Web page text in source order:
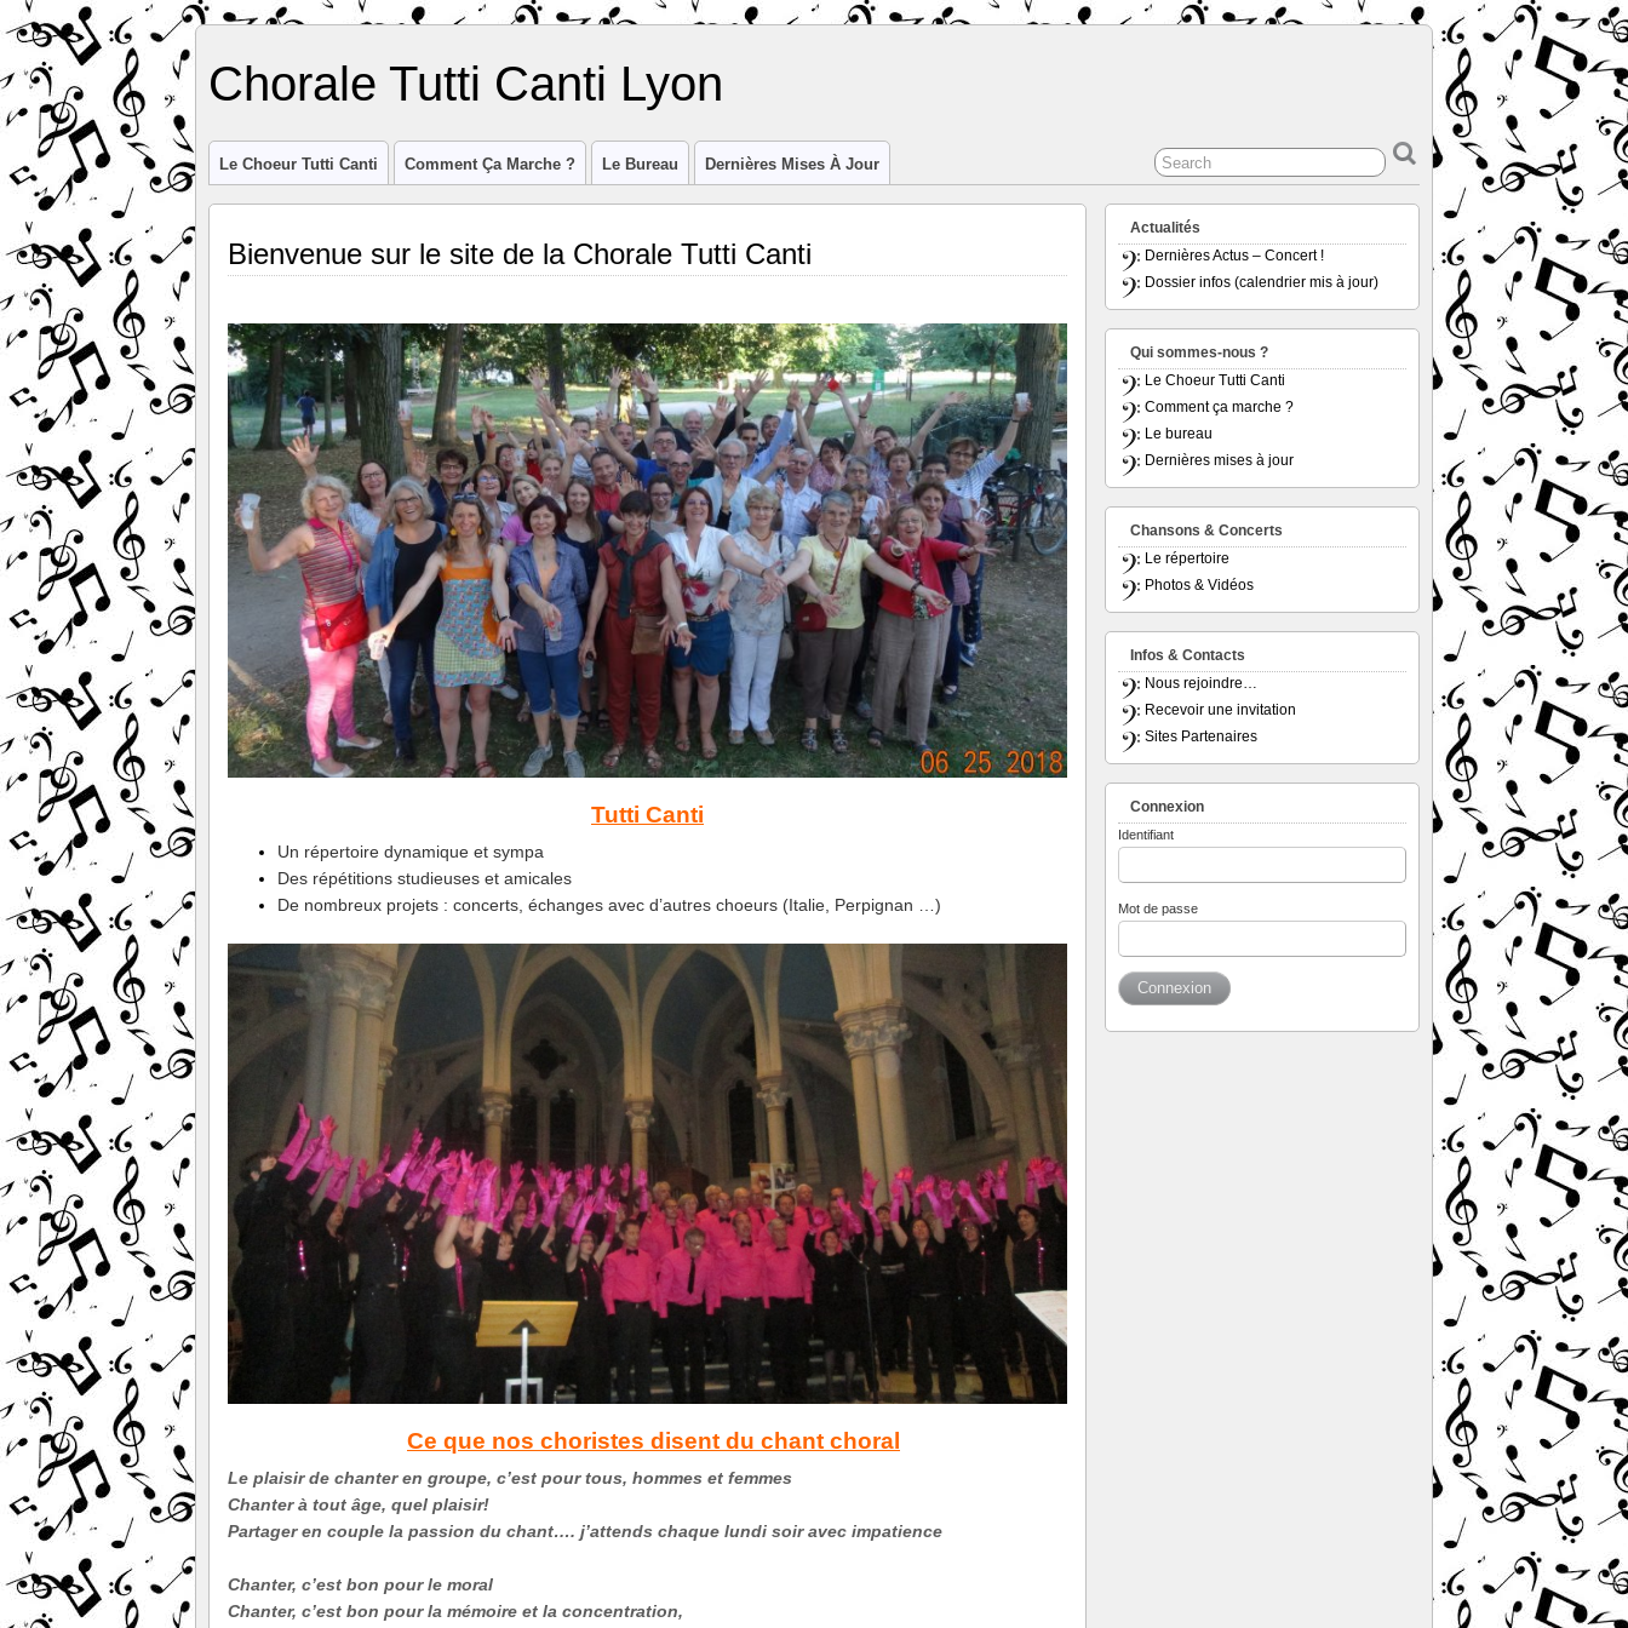
Chorale Tutti Canti Lyon
Le Choeur Tutti Canti Comment Ça Marche ? Le Bureau Dernières Mises À Jour
Bienvenue sur le site de la Chorale Tutti Canti
Tutti Canti
Un répertoire dynamique et sympa
Des répétitions studieuses et amicales
De nombreux projets : concerts, échanges avec d’autres choeurs (Italie, Perpignan …)
Ce que nos choristes disent du chant choral
Le plaisir de chanter en groupe, c’est pour tous, hommes et femmes
Chanter à tout âge, quel plaisir!
Partager en couple la passion du chant…. j’attends chaque lundi soir avec impatience
Chanter, c’est bon pour le moral
Chanter, c’est bon pour la mémoire et la concentration,
Actualités
Dernières Actus – Concert !
Dossier infos (calendrier mis à jour)
Qui sommes-nous ?
Le Choeur Tutti Canti
Comment ça marche ?
Le bureau
Dernières mises à jour
Chansons & Concerts
Le répertoire
Photos & Vidéos
Infos & Contacts
Nous rejoindre…
Recevoir une invitation
Sites Partenaires
Connexion
Identifiant
Mot de passe